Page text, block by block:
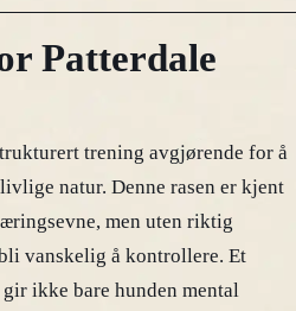
Patterdale
trening avgjørende for å
natur. Denne rasen er kjent
men uten riktig
vanskelig å kontrollere. Et
ikke bare hunden mental